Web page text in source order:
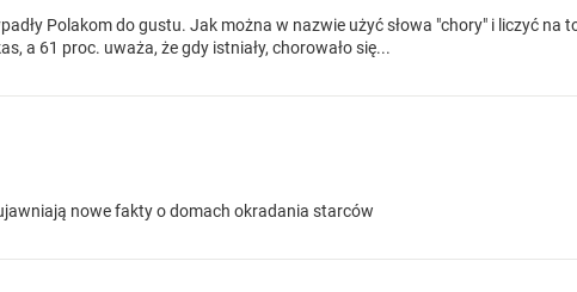
Polakom do gustu. Jak można w nazwie użyć słowa "chory" i liczyć na
a 61 proc. uważa, że gdy istniały, chorowało się...
nowe fakty o domach okradania starców